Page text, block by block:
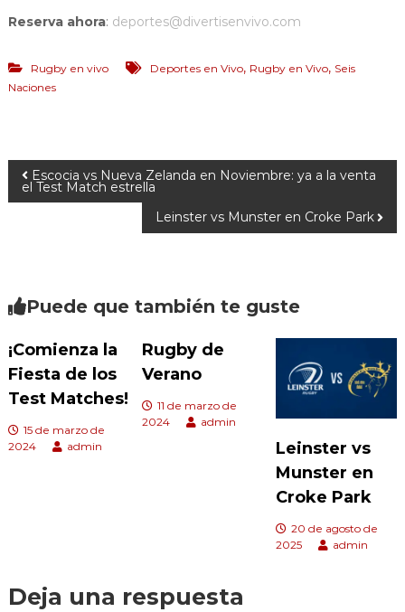
Reserva ahora: deportes@divertisenvivo.com
Rugby en vivo Deportes en Vivo, Rugby en Vivo, Seis
Naciones
Escocia vs Nueva Zelanda en Noviembre: ya a la venta
el Test Match estrella
Leinster vs Munster en Croke Park
Puede que también te guste
¡Comienza la
Fiesta de los
Test Matches!
15 de marzo de
2024
admin
Rugby de
Verano
11 de marzo de
2024
admin
Leinster vs
Munster en
Croke Park
20 de agosto de
2025
admin
Deja una respuesta